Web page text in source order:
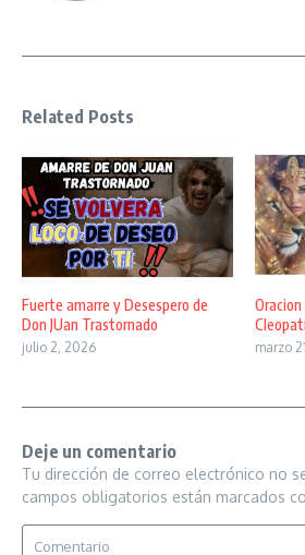
Related Posts
Fuerte amarre y Desespero de
Don JUan Trastornado
julio 2, 2026 marzo
Deje un comentario
Tu dirección de correo electrónico no
campos obligatorios están marcados